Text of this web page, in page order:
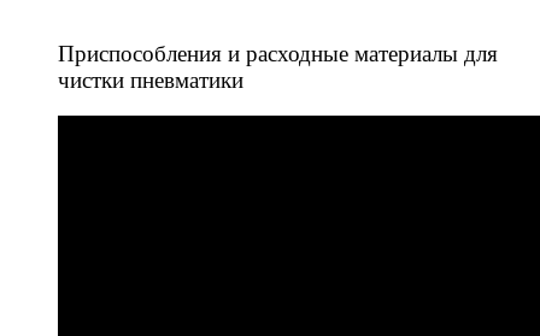
Приспособления и расходные материалы для
чистки пневматики